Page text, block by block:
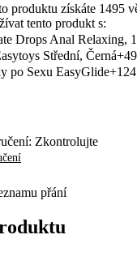
produktu získáte 1495
tento produkt s:
Drops Anal Relaxing,
Střední, Černá
po Sexu EasyGlide
Zkontrolujte
přání